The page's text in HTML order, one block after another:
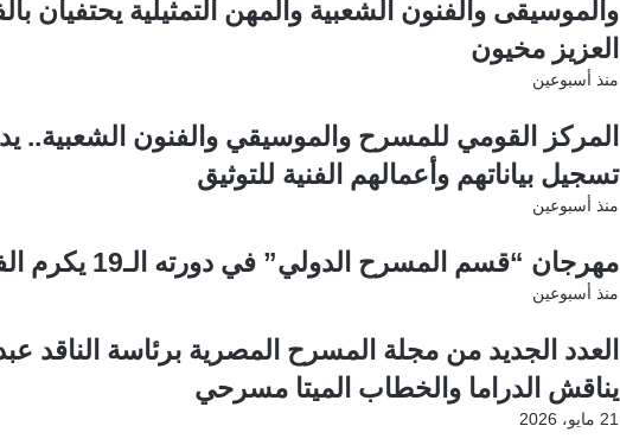
والموسيقى والفنون الشعبية والمهن التمثيلية يحتفيان
العزيز مخيون
منذ أسبوعين
المركز القومي للمسرح والموسيقي والفنون الشعبية..
تسجيل بياناتهم وأعمالهم الفنية للتوثيق
منذ أسبوعين
مهرجان “قسم المسرح الدولي” في دورته الـ19 يكرم الفنان بيومي فؤاد
منذ أسبوعين
العدد الجديد من مجلة المسرح المصرية برئاسة الناقد
يناقش الدراما والخطاب الميتا مسرحي
21 مايو، 2026